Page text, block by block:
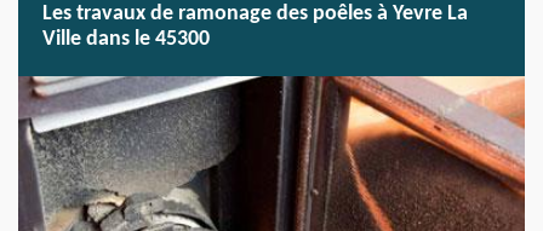
Les travaux de ramonage des poêles à Yevre La
Ville dans le 45300